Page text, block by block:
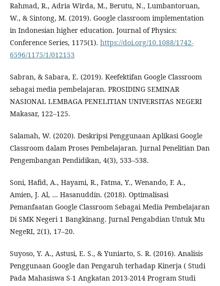
Rahmad, R., Adria Wirda, M., Berutu, N., Lumbantoruan,
W., & Sintong, M. (2019). Google classroom implementation
in Indonesian higher education. Journal of Physics:
Conference Series, 1175(1). https://doi.org/10.1088/1742-
6596/1175/1/012153
Sabran, & Sabara, E. (2019). Keefektifan Google Classroom
sebagai media pembelajaran. PROSIDING SEMINAR
NASIONAL LEMBAGA PENELITIAN UNIVERSITAS NEGERI
Makasar, 122–125.
Salamah, W. (2020). Deskripsi Penggunaan Aplikasi Google
Classroom dalam Proses Pembelajaran. Jurnal Penelitian Dan
Pengembangan Pendidikan, 4(3), 533–538.
Soni, Hafid, A., Hayami, R., Fatma, Y., Wenando, F. A.,
Amien, J. Al, … Hasanuddin. (2018). Optimalisasi
Pemanfaatan Google Classroom Sebagai Media Pembelajaran
Di SMK Negeri 1 Bangkinang. Jurnal Pengabdian Untuk Mu
NegeRI, 2(1), 17–20.
Suyoso, Y. A., Astusi, E. S., & Yuniarto, S. R. (2016). Analisis
Penggunaan Google dan Pengaruh terhadap Kinerja ( Studi
Pada Mahasiswa S-1 Angkatan 2013-2014 Program Studi